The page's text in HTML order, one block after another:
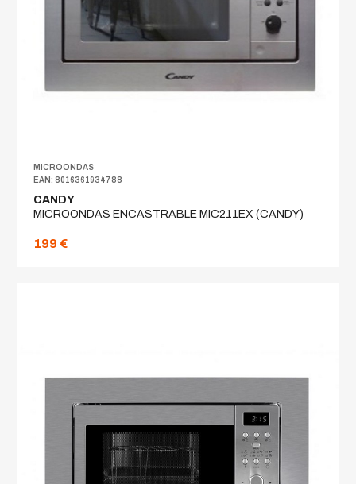
MICROONDAS
EAN: 8016361934788
CANDY
MICROONDAS ENCASTRABLE MIC211EX (CANDY)
199 €